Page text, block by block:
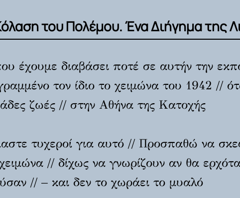
του Πολέμου. Ένα Διήγημα της
έχουμε διαβάσει ποτέ σε αυτήν την
τον ίδιο το χειμώνα του 1942 //
ζωές // στην Αθήνα της Κατοχής
τυχεροί για αυτό // Προσπαθώ να
// δίχως να γνωρίζουν αν θα
// – και δεν το χωράει το μυαλό